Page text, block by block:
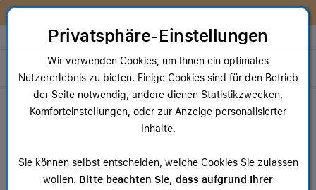
Zum Inhalt springen [AK + 0]
Zum Hauptmenü springen [AK + 1]
Zum Widget-Menü rechts springen [AK + 2]
Zum Hauptmenü springen [AK + 3]
Zum Hauptmenü (oben rechts) springen [AK + 4]
Zum Hauptmenü (unten rechts) springen [AK + 5]
Zum Hauptmenü (zentriert) springen [AK + 6]
Zum Meta-Menü oben (links) springen [AK + 7]
Zu den Inhalten im Fußbereich springen [AK + 8]
Store auswählen
Toggle navigation
Dein Warenkorb
Noch keine Artikel im Einkaufswagen.
Privatsphäre-Einstellungen
Wir verwenden Cookies, um Ihnen ein optimales
Nutzererlebnis zu bieten. Einige Cookies sind für den Betrieb
der Seite notwendig, andere dienen Statistikzwecken,
Komforteinstellungen, oder zur Anzeige personalisierter
Inhalte.
Sie können selbst entscheiden, welche Cookies Sie zulassen
wollen. Bitte beachten Sie, dass aufgrund Ihrer